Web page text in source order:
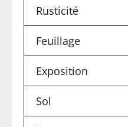
Rusticité
Feuillage
Exposition
Sol